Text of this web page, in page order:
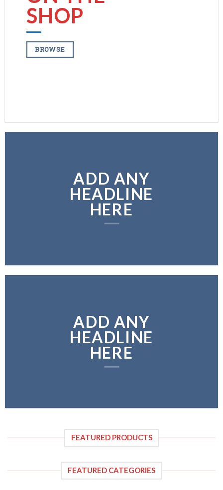
SHOP
BROWSE
ADD ANY
HEADLINE
HERE
ADD ANY
HEADLINE
HERE
FEATURED PRODUCTS
FEATURED CATEGORIES